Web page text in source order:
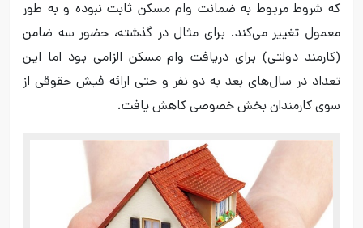
که شروط مربوط به ضمانت وام مسکن ثابت نبوده و به طور
معمول تغییر می‌کند. برای مثال در گذشته، حضور سه ضامن
(کارمند دولتی) برای دریافت وام مسکن الزامی بود اما این
تعداد در سال‌های بعد به دو نفر و حتی ارائه فیش حقوقی از
سوی کارمندان بخش خصوصی کاهش یافت.